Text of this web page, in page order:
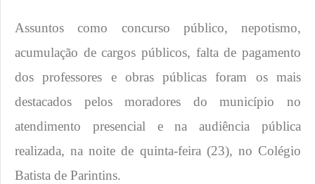
Assuntos como concurso público, nepotismo,
acumulação de cargos públicos, falta de pagamento
dos professores e obras públicas foram os mais
destacados pelos moradores do município no
atendimento presencial e na audiência pública
realizada, na noite de quinta-feira (23), no Colégio
Batista de Parintins.